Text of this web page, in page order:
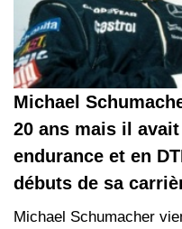
Michael
20 ans mais il
endurance et en
débuts de sa
Michael Schumacher